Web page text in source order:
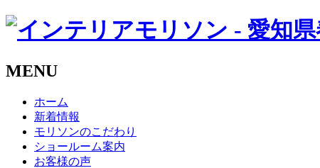
MENU
ホーム
新着情報
モリソンのこだわり
ショールーム案内
お客様の声